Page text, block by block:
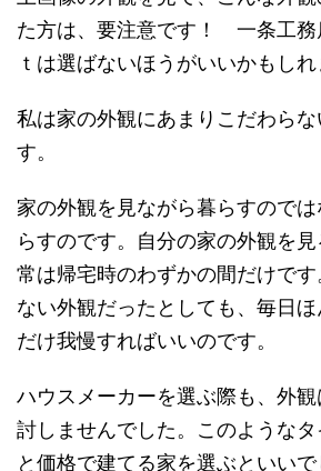
た方は、要注意です！ 一条工務
ｔは選ばないほうがいいかもしれ
私は家の外観にあまりこだわら
す。
家の外観を見ながら暮らすので
らすのです。自分の家の外観を
常は帰宅時のわずかの間だけで
ない外観だったとしても、毎日
だけ我慢すればいいのです。
ハウスメーカーを選ぶ際も、外
討しませんでした。このような
と価格で建てる家を選ぶといいで